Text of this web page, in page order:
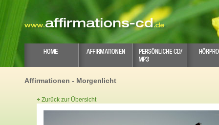
Affirmationen - Morgenlicht
Zurück zur Übersicht